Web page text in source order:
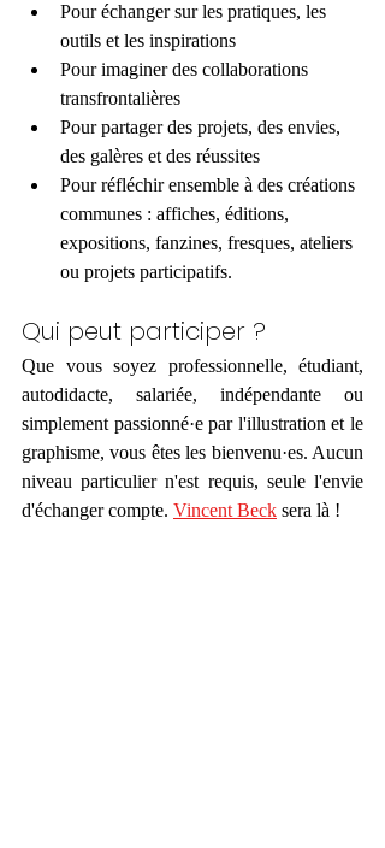
Pour échanger sur les pratiques, les
outils et les inspirations
Pour imaginer des collaborations
transfrontalières
Pour partager des projets, des envies,
des galères et des réussites
Pour réfléchir ensemble à des créations
communes : affiches, éditions,
expositions, fanzines, fresques, ateliers
ou projets participatifs.
Qui peut participer ?
Que vous soyez professionnelle, étudiant,
autodidacte, salariée, indépendante ou
simplement passionné·e par l'illustration et le
graphisme, vous êtes les bienvenu·es. Aucun
niveau particulier n'est requis, seule l'envie
d'échanger compte. Vincent Beck sera là !